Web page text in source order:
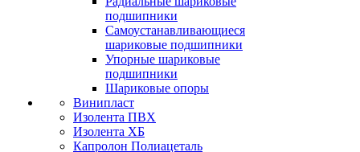
подшипники
Самоустанавливающиеся
шариковые подшипники
Упорные шариковые
подшипники
Шариковые опоры
Винипласт
Изолента ПВХ
Изолента ХБ
Капролон Полиацеталь